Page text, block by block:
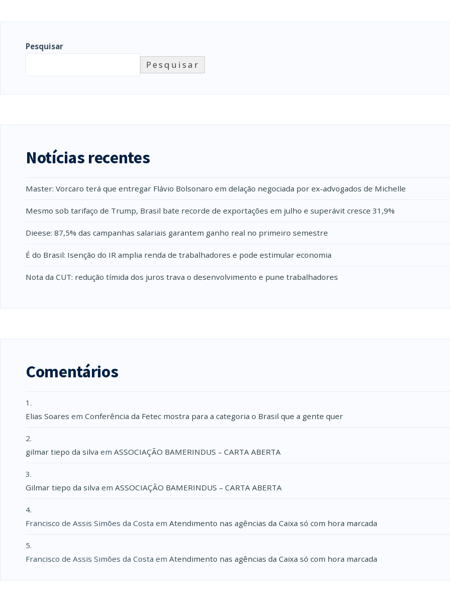
Pesquisar
Pesquisar
Notícias recentes
Master: Vorcaro terá que entregar Flávio Bolsonaro em delação negociada por ex-advogados de Michelle
Mesmo sob tarifaço de Trump, Brasil bate recorde de exportações em julho e superávit cresce 31,9%
Dieese: 87,5% das campanhas salariais garantem ganho real no primeiro semestre
É do Brasil: Isenção do IR amplia renda de trabalhadores e pode estimular economia
Nota da CUT: redução tímida dos juros trava o desenvolvimento e pune trabalhadores
Comentários
Elias Soares em Conferência da Fetec mostra para a categoria o Brasil que a gente quer
gilmar tiepo da silva em ASSOCIAÇÃO BAMERINDUS – CARTA ABERTA
Gilmar tiepo da silva em ASSOCIAÇÃO BAMERINDUS – CARTA ABERTA
Francisco de Assis Simões da Costa em Atendimento nas agências da Caixa só com hora marcada
Francisco de Assis Simões da Costa em Atendimento nas agências da Caixa só com hora marcada